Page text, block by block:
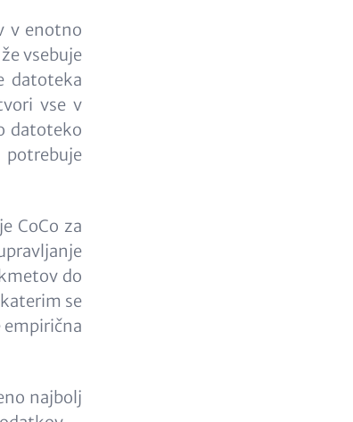
v enotno
vsebuje
datoteka
vse v
datoteko
potrebuje
CoCo za
do
se
najbolj